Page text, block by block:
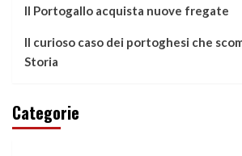
Il Portogallo acquista nuove fregate
Il curioso caso dei portoghesi che
Storia
Categorie